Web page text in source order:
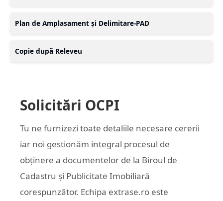
Plan de Amplasament și Delimitare-PAD
Copie după Releveu
Solicitări OCPI
Tu ne furnizezi toate detaliile necesare cererii
iar noi gestionăm integral procesul de
obținere a documentelor de la Biroul de
Cadastru și Publicitate Imobiliară
corespunzător. Echipa extrase.ro este